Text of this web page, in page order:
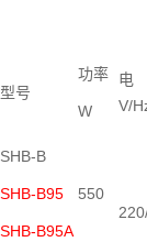
型号
功率
W
V/
SHB-B
550
SHB-B95
SHB-B95A